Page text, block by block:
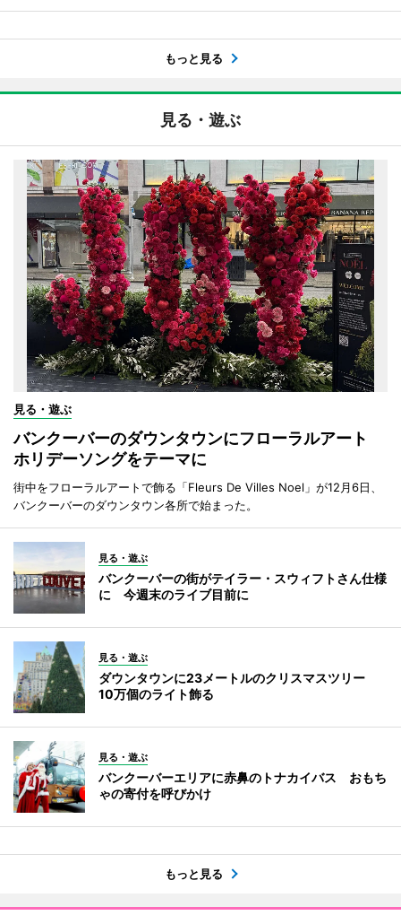
もっと見る
見る・遊ぶ
見る・遊ぶ
バンクーバーのダウンタウンにフローラルアート
ホリデーソングをテーマに
街中をフローラルアートで飾る「Fleurs De Villes Noel」が12月6日、
バンクーバーのダウンタウン各所で始まった。
見る・遊ぶ
バンクーバーの街がテイラー・スウィフトさん仕様
に 今週末のライブ目前に
見る・遊ぶ
ダウンタウンに23メートルのクリスマスツリー
10万個のライト飾る
見る・遊ぶ
バンクーバーエリアに赤鼻のトナカイバス おもち
ゃの寄付を呼びかけ
もっと見る